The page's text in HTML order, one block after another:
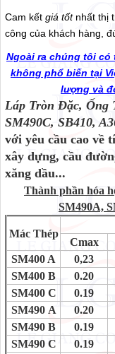
Cam kếtgiá tốt nhất thị
công của khách hàng,
Ngoài ra chúng tôi có
không phổ biến tại
lượng và
Láp Tròn Đặc, Ống
SM490C, SB410,
với yêu cầu cao về
xây dựng, cầu
xăng dầu...
Thành phần hóa
SM490A,
Mác Thép
Cmax
SM400 A
0,23
SM400 B
0.20
SM400 C
0.19
SM490 A
0.20
SM490 B
0.19
SM490 C
0.19